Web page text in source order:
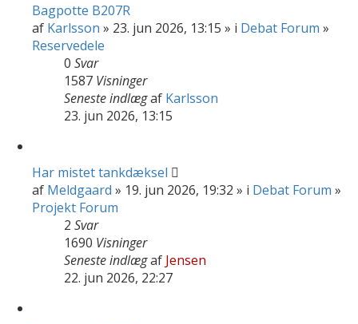
Bagpotte B207R
af Karlsson » 23. jun 2026, 13:15 » i Debat Forum »
Reservedele
0 Svar
1587 Visninger
Seneste indlægaf Karlsson
23. jun 2026, 13:15
Har mistet tankdæksel
af Meldgaard » 19. jun 2026, 19:32 » i Debat Forum »
Projekt Forum
2 Svar
1690 Visninger
Seneste indlægaf Jensen
22. jun 2026, 22:27